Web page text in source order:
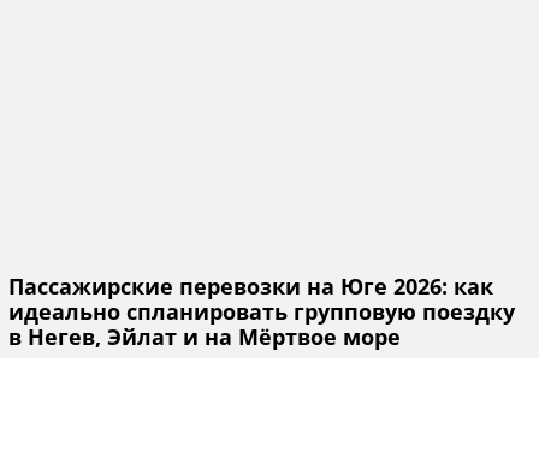
Пассажирские перевозки на Юге 2026: как
идеально спланировать групповую поездку
в Негев, Эйлат и на Мёртвое море